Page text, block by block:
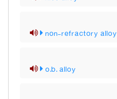
non-refractory alloy
o.b. alloy